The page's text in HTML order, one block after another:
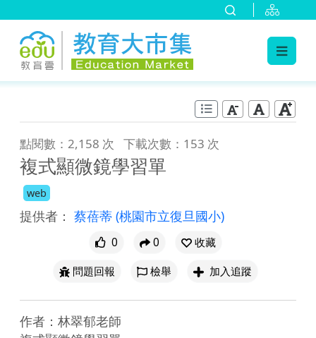
點閱數：2,158 次 下載次數：153 次
複式顯微鏡學習單
web
提供者： 蔡蓓蒂 (桃園市立復旦國小)
0 0
收藏
問題回報
檢舉 加入追蹤
作者：林翠郁老師